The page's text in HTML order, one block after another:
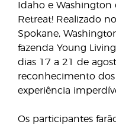
Idaho e
Retreat! Realizado
Spokane,
fazenda Young
dias 17 a 21 de
reconhecimento
experiência
Os participantes